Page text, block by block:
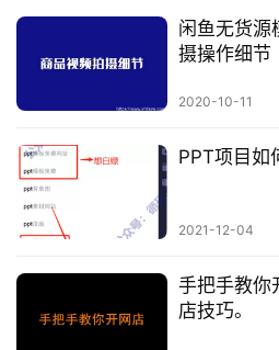
闲鱼无货源
摄操作细节
2020-10-11
PPT项目如
2021-12-04
手把手教你
店技巧。